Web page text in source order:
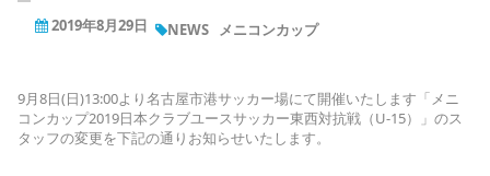
2019年8月29日 NEWS メニコンカップ
9月8日(日)13:00より名古屋市港サッカー場にて開催いたします「メニ
コンカップ2019日本クラブユースサッカー東西対抗戦（U-15）」のス
タッフの変更を下記の通りお知らせいたします。